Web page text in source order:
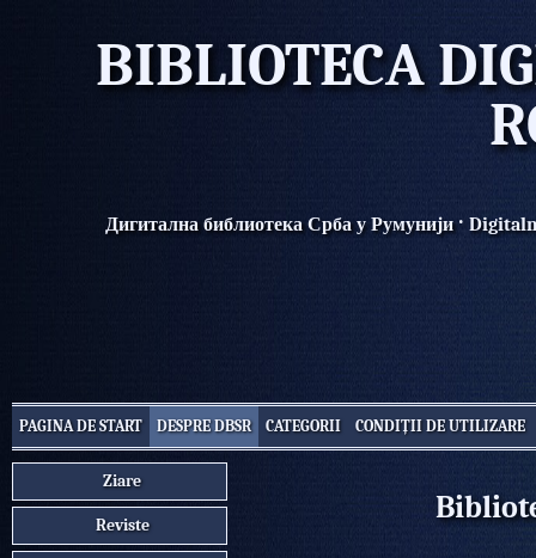
BIBLIOTECA
Дигитална библиотека Срба у Румунији·
PAGINA DE START DESPRE DBSR CATEGORII CONDIȚII DE UTILIZARE
Ziare
Reviste